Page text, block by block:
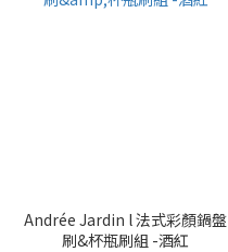
Andrée Jardin l 法式彩顏鍋盤
刷&杯瓶刷組 -酒紅